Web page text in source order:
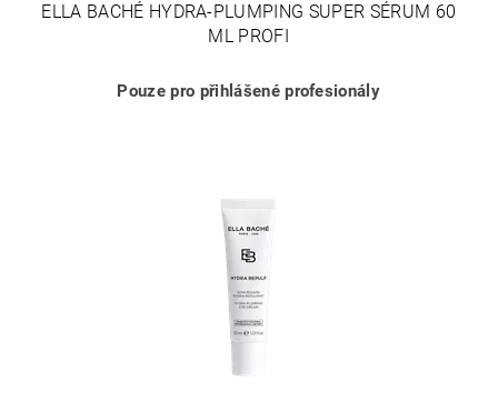
ELLA BACHÉ HYDRA-PLUMPING SUPER SÉRUM 60
ML PROFI
Pouze pro přihlášené profesionály